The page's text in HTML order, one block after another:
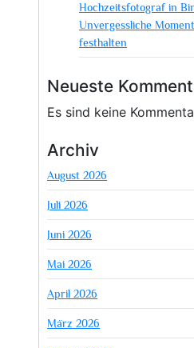
Hochzeitsfotograf in
Unvergessliche
festhalten
Neueste
Es sind keine
Archiv
August 2026
Juli 2026
Juni 2026
Mai 2026
April 2026
März 2026